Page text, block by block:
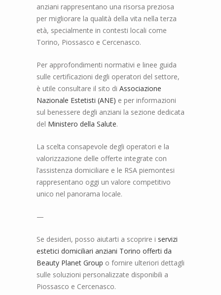
anziani rappresentano una risorsa preziosa
per migliorare la qualità della vita nella terza
età, specialmente in contesti locali come
Torino, Piossasco e Cercenasco.
Per approfondimenti normativi e linee guida
sulle certificazioni degli operatori del settore,
è utile consultare il sito di Associazione
Nazionale Estetisti (ANE) e per informazioni
sul benessere degli anziani la sezione dedicata
del Ministero della Salute.
La scelta consapevole degli operatori e la
valorizzazione delle offerte integrate con
l’assistenza domiciliare e le RSA piemontesi
rappresentano oggi un valore competitivo
unico nel panorama locale.
—
Se desideri, posso aiutarti a scoprire i servizi
estetici domiciliari anziani Torino offerti da
Beauty Planet Group o fornire ulteriori dettagli
sulle soluzioni personalizzate disponibili a
Piossasco e Cercenasco.